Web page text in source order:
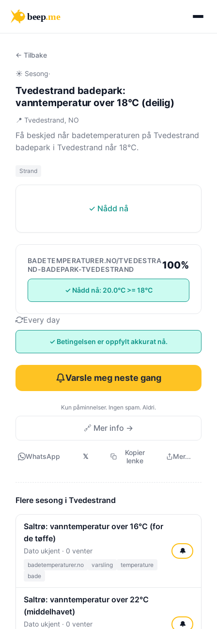
beep.me
← Tilbake
☀️ Sesong·
Tvedestrand badepark:
vanntemperatur over 18°C (deilig)
📍 Tvedestrand, NO
Få beskjed når badetemperaturen på Tvedestrand
badepark i Tvedestrand når 18°C.
Strand
✓ Nådd nå
BADETEMPERATURER.NO/TVEDESTRA
ND-BADEPARK-TVEDESTRAND
100%
✓ Nådd nå: 20.0°C >= 18°C
Every day
✓ Betingelsen er oppfylt akkurat nå.
Varsle meg neste gang
Kun påminnelser. Ingen spam. Aldri.
🔗 Mer info →
WhatsApp 𝕏
Kopier
lenke
Mer...
Flere sesong i Tvedestrand
Saltrø: vanntemperatur over 16°C (for
de tøffe)
Dato ukjent · 0 venter
badetemperaturer.no varsling
temperature
bade
🔔
Saltrø: vanntemperatur over 22°C
(middelhavet)
Dato ukjent · 0 venter 🔔